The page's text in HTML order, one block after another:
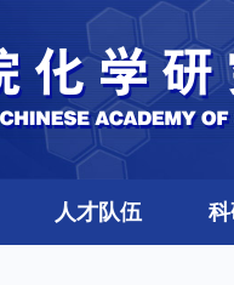
人才队伍